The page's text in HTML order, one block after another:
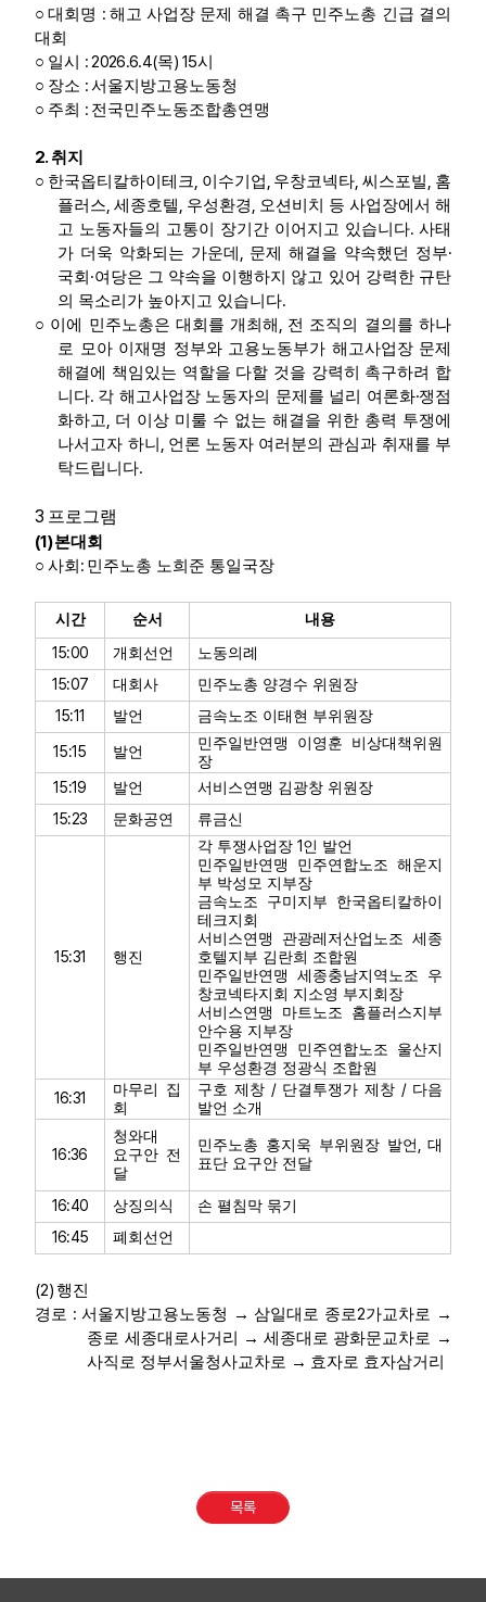
○대회명 : 해고 사업장 문제 해결 촉구 민주노총 긴급 결의
대회
○ 일시 : 2026.6.4(목) 15시
○ 장소 :서울지방고용노동청
○ 주최 : 전국민주노동조합총연맹
2. 취지
○ 한국옵티칼하이테크, 이수기업, 우창코넥타,씨스포빌, 홈
플러스,세종호텔, 우성환경, 오션비치 등 사업장에서 해
고 노동자들의 고통이 장기간 이어지고 있습니다. 사태
가 더욱 악화되는 가운데 , 문제 해결을 약속했던 정부·
국회 ·여당은 그 약속을 이행하지 않고 있어 강력한 규탄
의 목소리가 높아지고 있습니다.
○ 이에 민주노총은 대회를 개최해 , 전 조직의 결의를 하나
로 모아 이재명 정부와 고용노동부가 해고사업장 문제
해결에 책임있는 역할을 다할 것을 강력히 촉구하려 합
니다. 각 해고사업장 노동자의 문제를 널리 여론화·쟁점
화하고, 더 이상 미룰 수 없는 해결을 위한 총력 투쟁에
나서고자 하니 , 언론 노동자 여러분의 관심과 취재를 부
탁드립니다.
3 프로그램
(1)본대회
○ 사회 : 민주노총 노희준 통일국장
시간 순서 내용
15:00 개회선언 노동의례
15:07 대회사 민주노총 양경수 위원장
15:11 발언 금속노조 이태현 부위원장
15:15 발언
민주일반연맹 이영훈 비상대책위원
장
15:19 발언 서비스연맹 김광창 위원장
15:23 문화공연 류금신
15:31 행진
각 투쟁사업장 1 인 발언
민주일반연맹 민주연합노조 해운지
부 박성모 지부장
금속노조 구미지부 한국옵티칼하이
테크지회
서비스연맹 관광레저산업노조 세종
호텔지부 김란희 조합원
민주일반연맹 세종충남지역노조 우
창코넥타지회 지소영 부지회장
서비스연맹 마트노조 홈플러스지부
안수용 지부장
민주일반연맹 민주연합노조 울산지
부 우성환경 정광식 조합원
16:31
마무리 집
회
구호 제창/ 단결투쟁가 제창/ 다음
발언 소개
16:36
청와대
요구안 전
달
민주노총 홍지욱 부위원장 발언 ,대
표단 요구안 전달
16:40 상징의식 손 펼침막 묶기
16:45 폐회선언
(2) 행진
경로 : 서울지방고용노동청 → 삼일대로 종로2가교차로
→
종로 세종대로사거리
→ 세종대로 광화문교차로
→
사직로 정부서울청사교차로 → 효자로 효자삼거리
목록